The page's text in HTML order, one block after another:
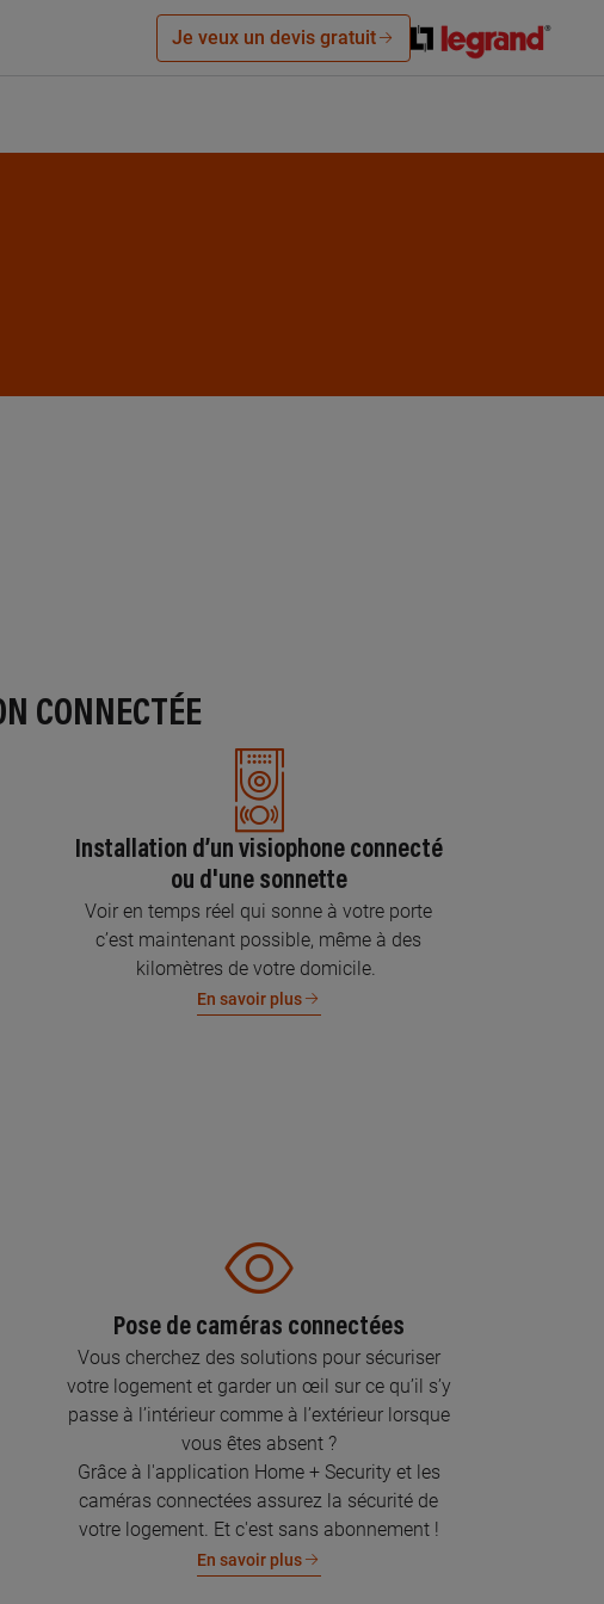
Je veux un devis gratuit
CONNECTÉE
Installation d’un visiophone connecté
ou d'une sonnette
Voir en temps réel qui sonne à votre porte
c’est maintenant possible, même à des
kilomètres de votre domicile.
En savoir plus
Pose de caméras connectées
Vous cherchez des solutions pour sécuriser
votre logement et garder un œil sur ce qu’il s’y
passe à l’intérieur comme à l’extérieur lorsque
vous êtes absent ?
Grâce à l'application Home + Security et les
caméras connectées assurez la sécurité de
votre logement. Et c'est sans abonnement !
En savoir plus